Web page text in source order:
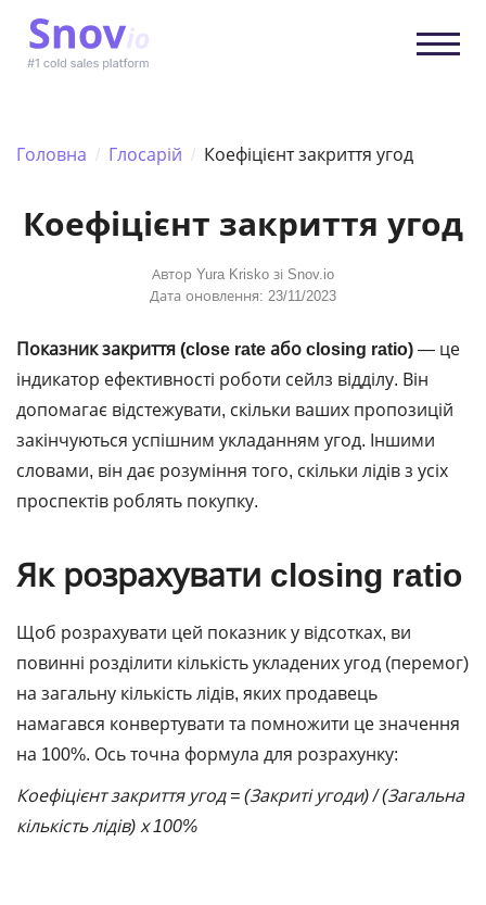
Головна / Глосарій / Коефіцієнт закриття угод
Коефіцієнт закриття угод
Автор Yura Krisko зі Snov.io
Дата оновлення: 23/11/2023
Показник закриття (close rateабо closing ratio)— це
індикатор ефективності роботи сейлз відділу. Він
допомагає відстежувати, скільки ваших пропозицій
закінчуються успішним укладанням угод. Іншими
словами, він дає розуміння того, скільки лідів з усіх
проспектів роблять покупку.
Як розрахувати closing ratio
Щоб розрахувати цей показник у відсотках, ви
повинні розділити кількість укладених угод (перемог)
на загальну кількість лідів, яких продавець
намагався конвертувати та помножити це значення
на 100%. Ось точна формула для розрахунку:
Коефіцієнт закриття угод = (Закриті угоди) / (Загальна
кількість лідів) х 100%